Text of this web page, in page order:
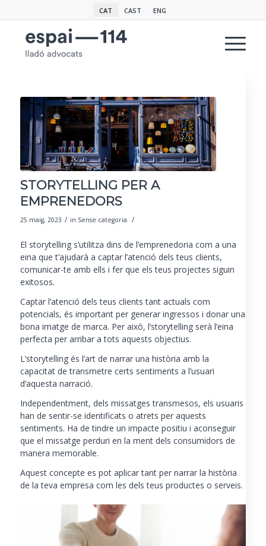
CAT CAST ENG
STORYTELLING PER A
EMPRENEDORS
25 maig, 2023 / in Sense categoria /
El storytelling s’utilitza dins de l’emprenedoria com a una
eina que t’ajudarà a captar l’atenció dels teus clients,
comunicar-te amb ells i fer que els teus projectes siguin
exitosos.
Captar l’atenció dels teus clients tant actuals com
potencials, és important per generar ingressos i donar una
bona imatge de marca. Per això, l’storytelling serà l’eina
perfecta per arribar a tots aquests objectius.
L’storytelling és l’art de narrar una història amb la
capacitat de transmetre certs sentiments a l’usuari
d’aquesta narració.
Independentment, dels missatges transmesos, els usuaris
han de sentir-se identificats o atrets per aquests
sentiments. Ha de tindre un impacte positiu i aconseguir
que el missatge perduri en la ment dels consumidors de
manera memorable.
Aquest concepte es pot aplicar tant per narrar la història
de la teva empresa com les dels teus productes o serveis.